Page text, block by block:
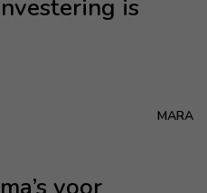
is
MARA